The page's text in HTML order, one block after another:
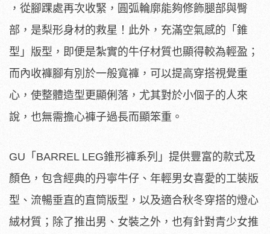
，從腳踝處再次收緊，圓弧輪廓能夠修飾腿部與臀
部，是梨形身材的救星！此外，充滿空氣感的「錐
型」版型，即便是紮實的牛仔材質也顯得較為輕盈；
而內收褲腳有別於一般寬褲，可以提高穿搭視覺重
心，使整體造型更顯俐落，尤其對於小個子的人來
說，也無需擔心褲子過長而顯笨重。
GU「BARREL LEG錐形褲系列」提供豐富的款式及
顏色，包含經典的丹寧牛仔、年輕男女喜愛的工裝版
型、流暢垂直的直筒版型，以及適合秋冬穿搭的燈心
絨材質；除了推出男、女裝之外，也有針對青少女推